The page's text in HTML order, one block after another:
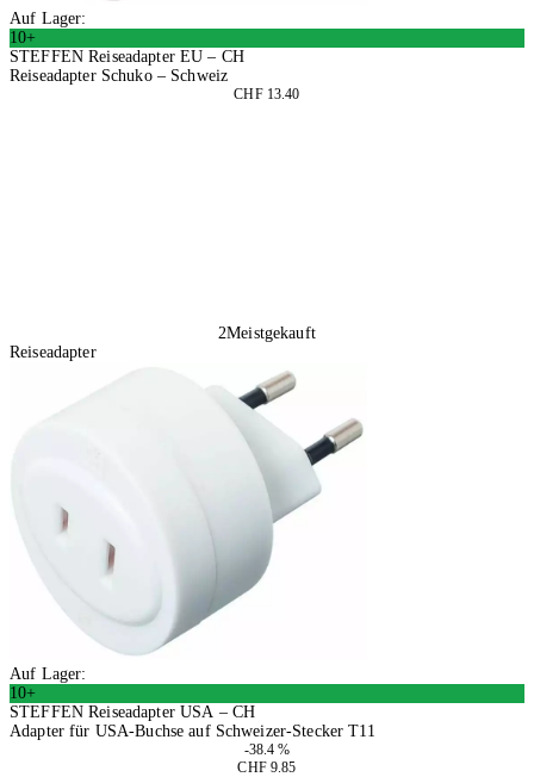
Auf Lager:
10+
STEFFEN Reiseadapter EU – CH
Reiseadapter Schuko – Schweiz
CHF 13.40
2Meistgekauft
Reiseadapter
Auf Lager:
10+
STEFFEN Reiseadapter USA – CH
Adapter für USA-Buchse auf Schweizer-Stecker T11
-38.4 %
CHF 9.85